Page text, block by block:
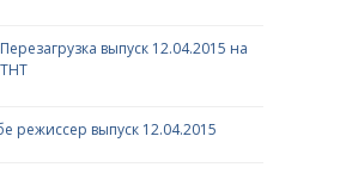
Перезагрузка выпуск 12.04.2015 на
ТНТ
режиссер выпуск 12.04.2015